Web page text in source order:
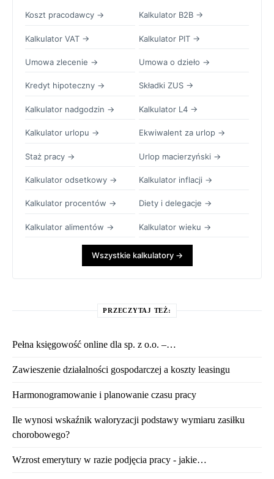
Koszt pracodawcy → Kalkulator B2B →
Kalkulator VAT → Kalkulator PIT →
Umowa zlecenie → Umowa o dzieło →
Kredyt hipoteczny → Składki ZUS →
Kalkulator nadgodzin → Kalkulator L4 →
Kalkulator urlopu → Ekwiwalent za urlop →
Staż pracy → Urlop macierzyński →
Kalkulator odsetkowy → Kalkulator inflacji →
Kalkulator procentów → Diety i delegacje →
Kalkulator alimentów → Kalkulator wieku →
Wszystkie kalkulatory →
PRZECZYTAJ TEŻ:
Pełna księgowość online dla sp. z o.o. –…
Zawieszenie działalności gospodarczej a koszty leasingu
Harmonogramowanie i planowanie czasu pracy
Ile wynosi wskaźnik waloryzacji podstawy wymiaru zasiłku
chorobowego?
Wzrost emerytury w razie podjęcia pracy - jakie…